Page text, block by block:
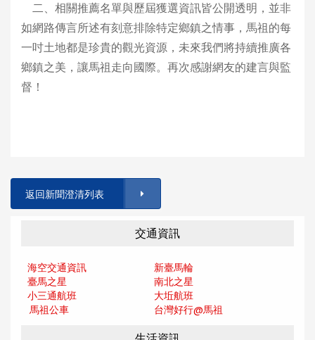
二、相關推薦名單與歷屆獲選資訊皆公開透明，並非
如網路傳言所述有刻意排除特定鄉鎮之情事，馬祖的每
一吋土地都是珍貴的觀光資源，未來我們將持續推廣各
鄉鎮之美，讓馬祖走向國際。再次感謝網友的建言與監
督！
返回新聞澄清列表
交通資訊
海空交通資訊
新臺馬輪
臺馬之星
南北之星
小三通航班
大坵航班
馬祖公車
台灣好行@馬祖